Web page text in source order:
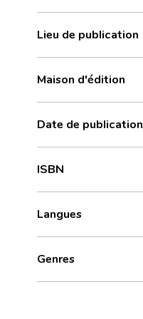
Lieu de publication
Maison d'édition
Date de publication
ISBN
Langues
Genres